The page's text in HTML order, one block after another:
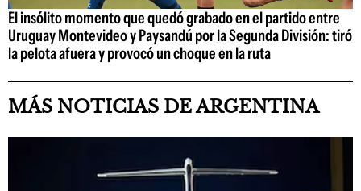
El insólito momento que quedó grabado en el partido entre
Uruguay Montevideo y Paysandú por la Segunda División: tiró
la pelota afuera y provocó un choque en la ruta
MÁS NOTICIAS DE ARGENTINA